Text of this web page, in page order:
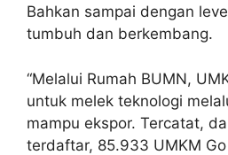
Bahkan sampai dengan
tumbuh dan berkembang.
“Melalui Rumah BUMN,
untuk melek teknologi
mampu ekspor. Tercatat,
terdaftar, 85.933 UMKM